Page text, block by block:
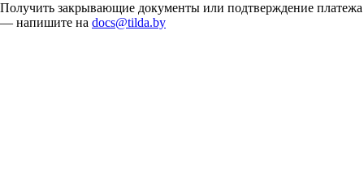
Получить закрывающие документы или подтверждение платежа
— напишите на docs@tilda.by